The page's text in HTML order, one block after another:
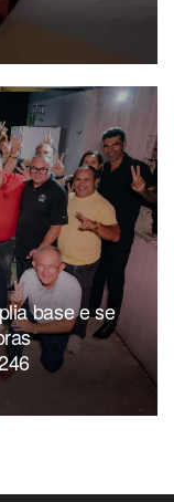
base e se